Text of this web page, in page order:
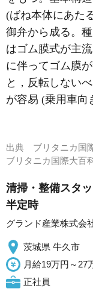
(ばね本体にあた
御弁から成る。
はゴム膜式が主
に伴ってゴム膜
と，反転しない
が容易 (乗用車向
出典 ブリタニカ国
ブリタニカ国際大
清掃・整備スタ
半定時
グランド産業株式会
茨城県 牛久市
月給19万円～27
正社員